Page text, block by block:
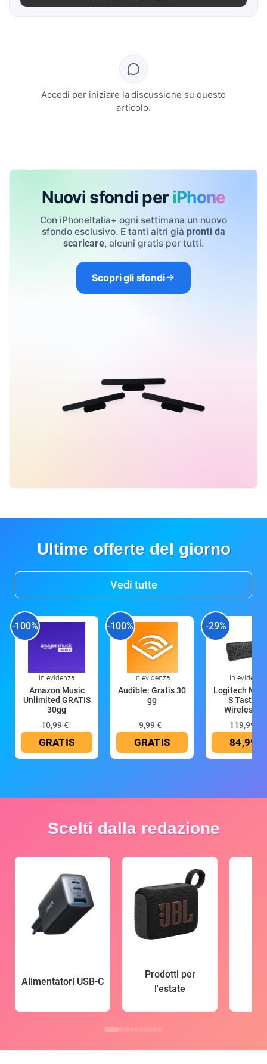
Accedi per iniziare la discussione su questo
articolo.
Nuovi sfondi per iPhone
Con iPhoneItalia+ ogni settimana un nuovo
sfondo esclusivo. E tanti altri già pronti da
scaricare, alcuni gratis per tutti.
Scopri gli sfondi
Ultime offerte del giorno
Vedi tutte
-100%
In evidenza
Amazon Music
Unlimited GRATIS
30gg
10,99 €
GRATIS
-100%
In evidenza
Audible: Gratis 30
gg
9,99 €
GRATIS
-29%
In evidenza
Logitech MX
S Tastiera
Wireless
119,99 €
84,99 €
Scelti dalla redazione
Alimentatori USB-C
Prodotti per
l'estate